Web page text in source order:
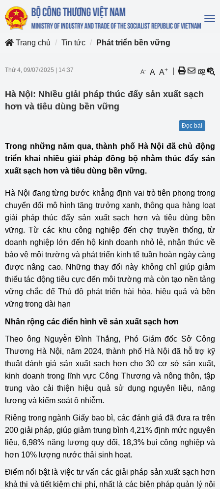
Trang chủ
Tin tức Phát triển bền vững
Thứ 4, 09/07/2025 14:37 A- A A+
Hà Nội: Nhiều giải pháp thúc đẩy sản xuất sạch
hơn và tiêu dùng bền vững
Đọc bài
Trong những năm qua, thành phố Hà Nội đã chủ động
triển khai nhiều giải pháp đồng bộ nhằm thúc đẩy sản
xuất sạch hơn và tiêu dùng bền vững.
Hà Nội đang từng bước khẳng định vai trò tiên phong trong
chuyển đổi mô hình tăng trưởng xanh, thông qua hàng loạt
giải pháp thúc đẩy sản xuất sạch hơn và tiêu dùng bền
vững. Từ các khu công nghiệp đến chợ truyền thống, từ
doanh nghiệp lớn đến hộ kinh doanh nhỏ lẻ, nhận thức về
bảo vệ môi trường và phát triển kinh tế tuần hoàn ngày càng
được nâng cao. Những thay đổi này không chỉ giúp giảm
thiểu tác động tiêu cực đến môi trường mà còn tạo nền tảng
vững chắc để Thủ đô phát triển hài hòa, hiệu quả và bền
vững trong dài hạn
Nhân rộng các điển hình về sản xuất sạch hơn
Theo ông Nguyễn Đình Thắng, Phó Giám đốc Sở Công
Thương Hà Nội, năm 2024, thành phố Hà Nội đã hỗ trợ kỹ
thuật đánh giá sản xuất sạch hơn cho 30 cơ sở sản xuất,
kinh doanh trong lĩnh vực Công Thương và nông thôn, tập
trung vào cải thiện hiệu quả sử dụng nguyên liệu, năng
lượng và kiểm soát ô nhiễm.
Riêng trong ngành Giấy bao bì, các đánh giá đã đưa ra trên
200 giải pháp, giúp giảm trung bình 4,21% định mức nguyên
liệu, 6,98% năng lượng quy đổi, 18,3% bụi công nghiệp và
hơn 10% lượng nước thải sinh hoạt.
Điểm nổi bật là việc tư vấn các giải pháp sản xuất sạch hơn
khả thi và tiết kiệm chi phí, nhất là các biện pháp quản lý nội